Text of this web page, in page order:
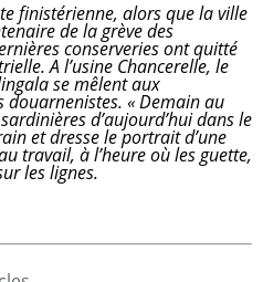
finistérienne, alors que la ville
de la grève des
conserveries ont quitté
A l’usine Chancerelle, le
se mêlent aux
« Demain au
d’aujourd’hui dans le
et dresse le portrait d’une
travail, à l’heure où les guette,
les lignes.